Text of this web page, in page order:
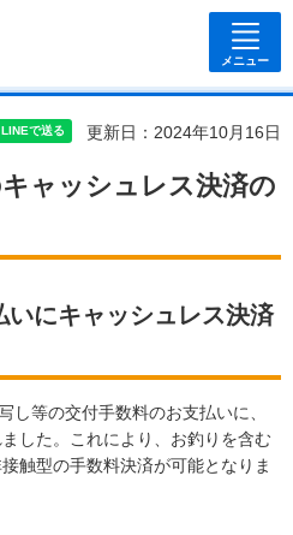
メニュー
更新日：2024年10月16日
ャッシュレス決済の
にキャッシュレス決済
し等の交付手数料のお支払いに、
した。これにより、お釣りを含む
触型の手数料決済が可能となりま